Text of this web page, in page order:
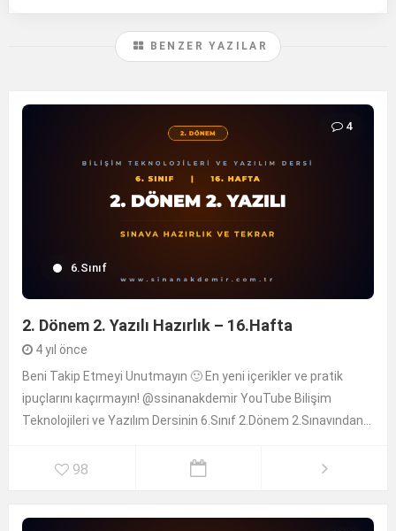
BENZER YAZILAR
4
6.Sınıf
2. Dönem 2. Yazılı Hazırlık – 16.Hafta
4 yıl önce
Beni Takip Etmeyi Unutmayın 🙂 En yeni içerikler ve pratik
ipuçlarını kaçırmayın! @ssinanakdemir YouTube Bilişim
Teknolojileri ve Yazılım Dersinin 6.Sınıf 2.Dönem 2.Sınavından...
98